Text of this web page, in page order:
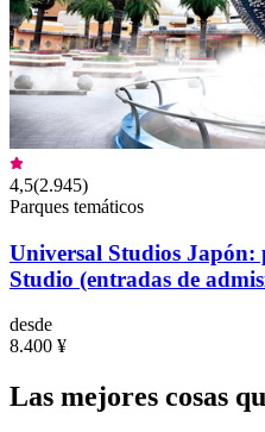
4,5(2.945)
Parques temáticos
Universal Studios Japón:
Studio (entradas de
desde
8.400 ¥
Las mejores cosas